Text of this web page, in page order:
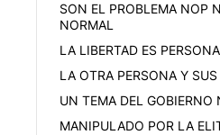
SON EL PROBLEMA NOP
NORMAL
LA LIBERTAD ES
LA OTRA PERSONA Y
UN TEMA DEL GOBIERNO
MANIPULADO POR LA